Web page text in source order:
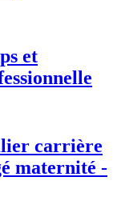
et
carrière
maternité -